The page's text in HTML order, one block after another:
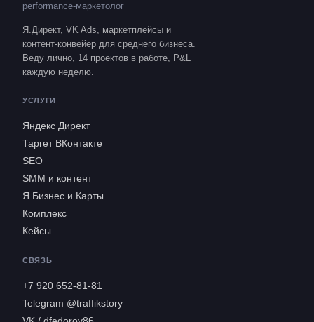
performance-маркетолог
Я.Директ, VK Ads, маркетплейсы и
контент-конвейер для среднего бизнеса.
Веду лично, 14 проектов в работе, P&L
каждую неделю.
УСЛУГИ
Яндекс Директ
Таргет ВКонтакте
SEO
SMM и контент
Я.Бизнес и Карты
Комплекс
Кейсы
СВЯЗЬ
+7 920 652-81-81
Telegram @traffikstory